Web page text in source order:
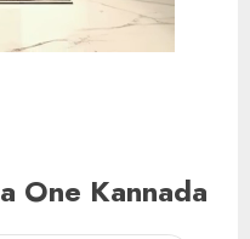
One Kannada